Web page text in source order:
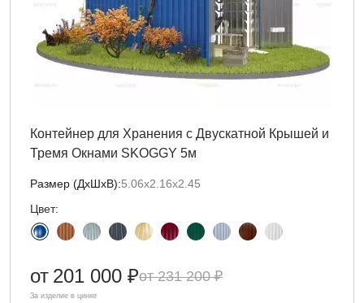
Контейнер для Хранения с Двускатной Крышей и
Тремя Окнами SKOGGY 5м
Размер (ДxШxВ):5.06х2.16х2.45
Цвет:
231 200 ₽
от 201 000 ₽
За изделие в цинке